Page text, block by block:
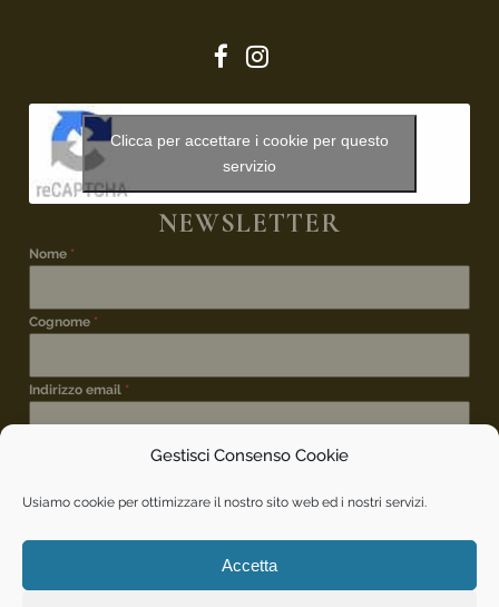
Gestisci Consenso Cookie
Usiamo cookie per ottimizzare il nostro sito web ed i nostri servizi.
Accetta
Clicca per accettare i cookie per questo
servizio
NEWSLETTER
Nome *
Cognome *
Indirizzo email *
ISCRIZIONE NEWSLETTER*
aggiornato sui vostri eventi.